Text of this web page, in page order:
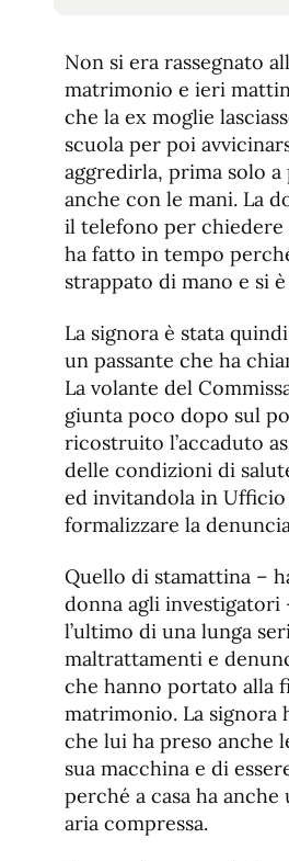
de
Non si era rassegnato
matrimonio e ieri
che la ex moglie
scuola per poi
aggredirla, prima solo
anche con le mani. La
il telefono per chiedere
ha fatto in tempo
strappato di mano e si
La signora è stata
un passante che ha
La volante del
giunta poco dopo sul
ricostruito l’accaduto
delle condizioni di
ed invitandola in
formalizzare la
Quello di stamattina –
donna agli investigatori
l’ultimo di una lunga
maltrattamenti e
che hanno portato alla
matrimonio. La signora
che lui ha preso anche
sua macchina e di
perché a casa ha anche
aria compressa.